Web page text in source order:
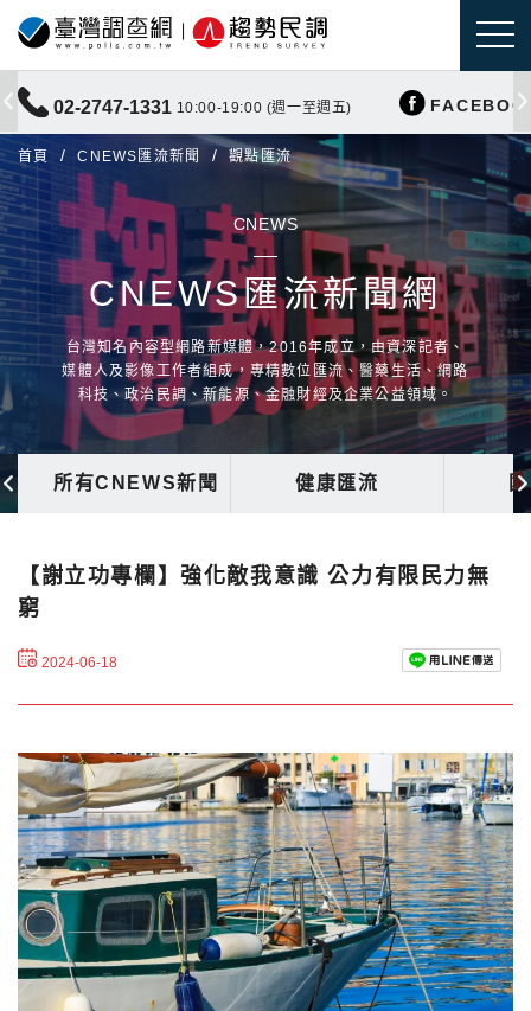
02-2747-1331 10:00-19:00 (週一至週五)
首頁 CNEWS匯流新聞 觀點匯流
CNEWS
CNEWS匯流新聞網
台灣知名內容型網路新媒體，2016年成立，由資深記者、
媒體人及影像工作者組成，專精數位匯流、醫藥生活、網路
科技、政治民調、新能源、金融財經及企業公益領域。
所有CNEWS新聞 健康匯流
【謝立功專欄】強化敵我意識 公力有限民力無
窮
2024-06-18